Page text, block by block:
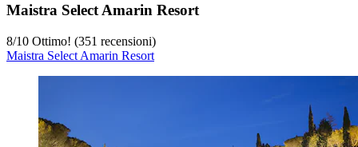
Maistra Select Amarin Resort
8/10 Ottimo! (351 recensioni)
Maistra Select Amarin Resort